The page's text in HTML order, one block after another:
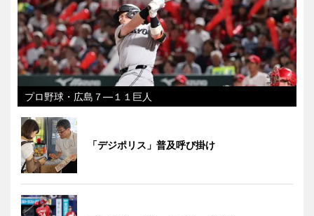
プロ野球・広島７―１１巨人
「デジポリス」普及呼び掛け